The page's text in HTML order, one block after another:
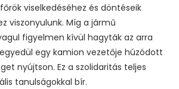
viselkedéséhez és döntéseik
viszonyulunk. Míg a jármű
figyelmen kívül hagyták az arra
egy kamion vezetője húzódott
nyújtson. Ez a szolidaritás teljes
tanulságokkal bír.